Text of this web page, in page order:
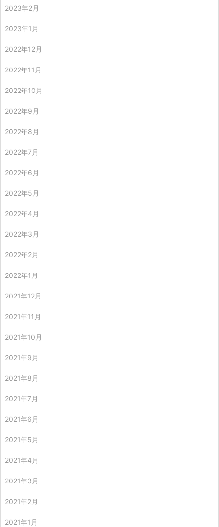
2023年2月
2023年1月
2022年12月
2022年11月
2022年10月
2022年9月
2022年8月
2022年7月
2022年6月
2022年5月
2022年4月
2022年3月
2022年2月
2022年1月
2021年12月
2021年11月
2021年10月
2021年9月
2021年8月
2021年7月
2021年6月
2021年5月
2021年4月
2021年3月
2021年2月
2021年1月